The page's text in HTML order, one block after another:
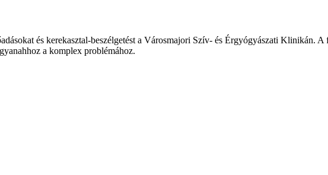
és kerekasztal-beszélgetést a Városmajori Szív- és Érgyógyászati Klinikán.
a komplex problémához.